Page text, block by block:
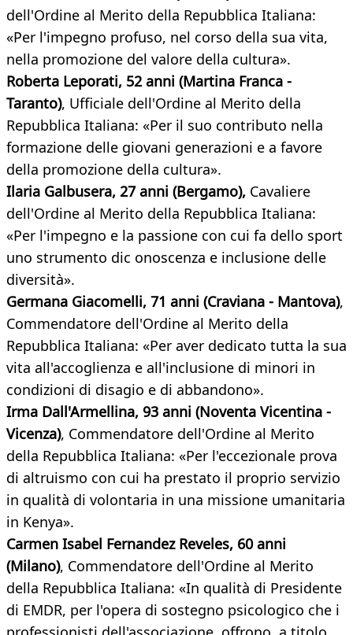
dell'Ordine al Merito della Repubblica Italiana:
«Per l'impegno profuso, nel corso della sua vita,
nella promozione del valore della cultura».
Roberta Leporati, 52 anni (Martina Franca -
Taranto), Ufficiale dell'Ordine al Merito della
Repubblica Italiana: «Per il suo contributo nella
formazione delle giovani generazioni e a favore
della promozione della cultura».
Ilaria Galbusera, 27 anni (Bergamo), Cavaliere
dell'Ordine al Merito della Repubblica Italiana:
«Per l'impegno e la passione con cui fa dello sport
uno strumento dic onoscenza e inclusione delle
diversità».
Germana Giacomelli, 71 anni (Craviana - Mantova),
Commendatore dell'Ordine al Merito della
Repubblica Italiana: «Per aver dedicato tutta la sua
vita all'accoglienza e all'inclusione di minori in
condizioni di disagio e di abbandono».
Irma Dall'Armellina, 93 anni (Noventa Vicentina -
Vicenza), Commendatore dell'Ordine al Merito
della Repubblica Italiana: «Per l'eccezionale prova
di altruismo con cui ha prestato il proprio servizio
in qualità di volontaria in una missione umanitaria
in Kenya».
Carmen Isabel Fernandez Reveles, 60 anni
(Milano), Commendatore dell'Ordine al Merito
della Repubblica Italiana: «In qualità di Presidente
di EMDR, per l'opera di sostegno psicologico che i